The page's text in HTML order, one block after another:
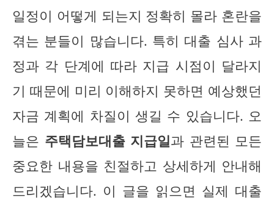
일정이 어떻게 되는지 정확히 몰라 혼란을
겪는 분들이 많습니다. 특히 대출 심사 과
정과 각 단계에 따라 지급 시점이 달라지
기 때문에 미리 이해하지 못하면 예상했던
자금 계획에 차질이 생길 수 있습니다. 오
늘은 주택담보대출 지급일과 관련된 모든
중요한 내용을 친절하고 상세하게 안내해
드리겠습니다. 이 글을 읽으면 실제 대출